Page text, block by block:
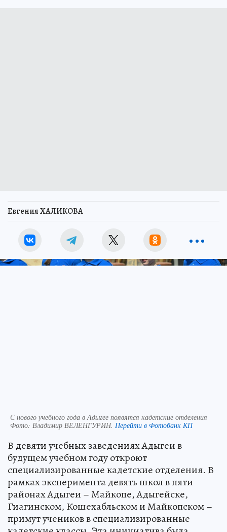
Евгения ХАЛИКОВА
С нового учебного года в Адыгее появятся кадетские отделения
Фото: Владимир ВЕЛЕНГУРИН. Перейти в Фотобанк КП
В девяти учебных заведениях Адыгеи в
будущем учебном году откроют
специализированные кадетские отделения. В
рамках эксперимента девять школ в пяти
районах Адыгеи – Майкопе, Адыгейске,
Гиагинском, Кошехабльском и Майкопском –
примут учеников в специализированные